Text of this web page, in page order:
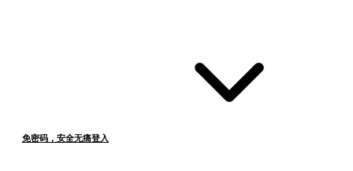
免密码，安全无痛登入